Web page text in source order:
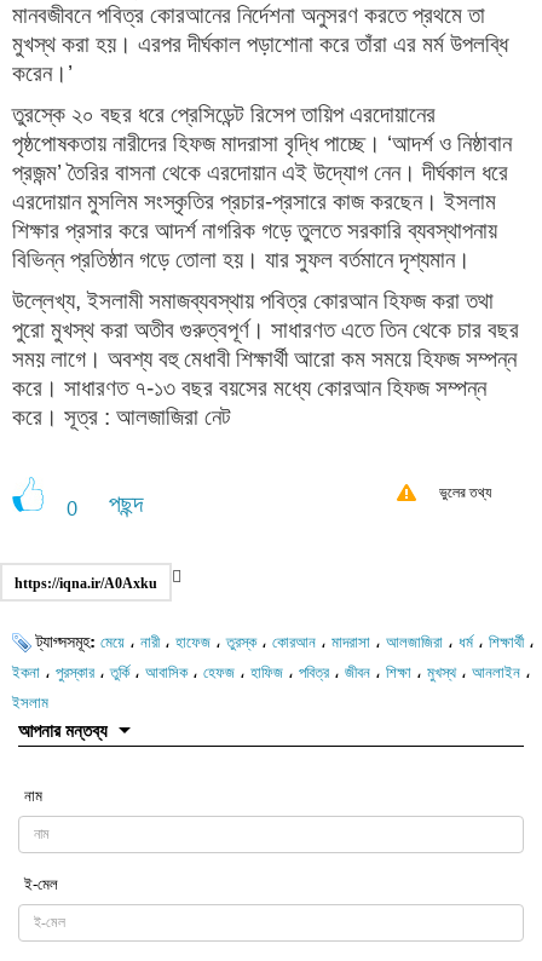
মানবজীবনে পবিত্র কোরআনের নির্দেশনা অনুসরণ করতে প্রথমে তা
মুখস্থ করা হয়। এরপর দীর্ঘকাল পড়াশোনা করে তাঁরা এর মর্ম উপলব্ধি
করেন।’
তুরস্কে ২০ বছর ধরে প্রেসিডেন্ট রিসেপ তায়িপ এরদোয়ানের
পৃষ্ঠপোষকতায় নারীদের হিফজ মাদরাসা বৃদ্ধি পাচ্ছে। ‘আদর্শ ও নিষ্ঠাবান
প্রজন্ম’ তৈরির বাসনা থেকে এরদোয়ান এই উদ্যোগ নেন। দীর্ঘকাল ধরে
এরদোয়ান মুসলিম সংস্কৃতির প্রচার-প্রসারে কাজ করছেন। ইসলাম
শিক্ষার প্রসার করে আদর্শ নাগরিক গড়ে তুলতে সরকারি ব্যবস্থাপনায়
বিভিন্ন প্রতিষ্ঠান গড়ে তোলা হয়। যার সুফল বর্তমানে দৃশ্যমান।
উল্লেখ্য, ইসলামী সমাজব্যবস্থায় পবিত্র কোরআন হিফজ করা তথা
পুরো মুখস্থ করা অতীব গুরুত্বপূর্ণ। সাধারণত এতে তিন থেকে চার বছর
সময় লাগে। অবশ্য বহু মেধাবী শিক্ষার্থী আরো কম সময়ে হিফজ সম্পন্ন
করে। সাধারণত ৭-১৩ বছর বয়সের মধ্যে কোরআন হিফজ সম্পন্ন
করে। সূত্র : আলজাজিরা নেট
0 পছন্দ ভুলের তথ্য
https://iqna.ir/A0Axku
ট্যাগ্সসমূহ: মেয়ে ، নারী، হাফেজ ،তুরস্ক، কোরআন ، মাদরাসা ، আলজাজিরা ، ধর্ম، শিক্ষার্থী،
ইকনা ، পুরস্কার ،তুর্কি، আবাসিক، হেফজ ، হাফিজ ، পবিত্র ، জীবন ، শিক্ষা ، মুখস্থ، আনলাইন ،
ইসলাম
আপনার মন্তব্য
নাম
ই-মেল